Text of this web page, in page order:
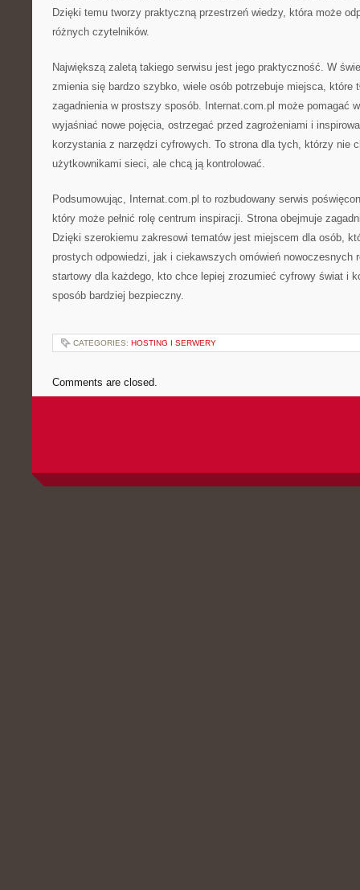
Dzięki temu tworzy praktyczną przestrzeń wiedzy, która może
różnych czytelników.
Największą zaletą takiego serwisu jest jego praktyczność. W
zmienia się bardzo szybko, wiele osób potrzebuje miejsca, które
zagadnienia w prostszy sposób. Internat.com.pl może pomagać
wyjaśniać nowe pojęcia, ostrzegać przed zagrożeniami i
korzystania z narzędzi cyfrowych. To strona dla tych, którzy nie
użytkownikami sieci, ale chcą ją kontrolować.
Podsumowując, Internat.com.pl to rozbudowany serwis
który może pełnić rolę centrum inspiracji. Strona obejmuje
Dzięki szerokiemu zakresowi tematów jest miejscem dla osób,
prostych odpowiedzi, jak i ciekawszych omówień nowoczesnych
startowy dla każdego, kto chce lepiej zrozumieć cyfrowy świat i
sposób bardziej bezpieczny.
CATEGORIES: HOSTING I SERWERY
Comments are closed.